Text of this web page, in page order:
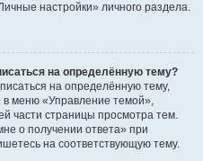
настройки» личного раздела.
на определённую тему?
на определённую тему,
в меню «Управление темой»,
части страницы просмотра тем.
о получении ответа» при
на соответствующую тему.